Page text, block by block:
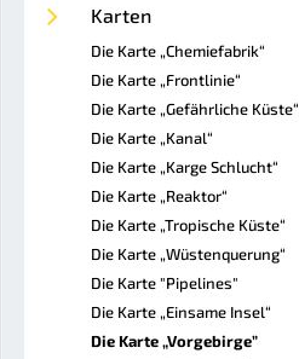
Karten
Die Karte „Chemiefabrik“
Die Karte „Frontlinie“
Die Karte „Gefährliche Küste“
Die Karte „Kanal“
Die Karte „Karge Schlucht“
Die Karte „Reaktor“
Die Karte „Tropische Küste“
Die Karte „Wüstenquerung“
Die Karte "Pipelines"
Die Karte „Einsame Insel“
Die Karte „Vorgebirge”